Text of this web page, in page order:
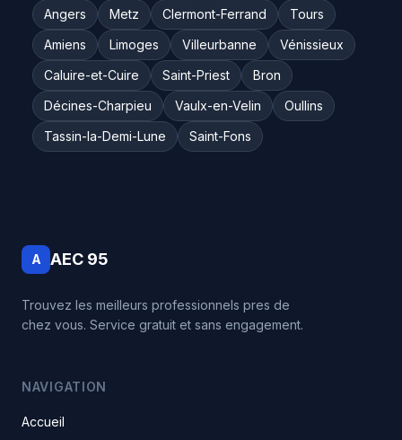
Angers
Metz Clermont-Ferrand
Tours
Amiens
Limoges Villeurbanne
Vénissieux
Caluire-et-Cuire
Saint-Priest
Bron
Décines-Charpieu
Vaulx-en-Velin
Oullins
Tassin-la-Demi-Lune
Saint-Fons
A AEC 95
Trouvez les meilleurs professionnels pres de
chez vous. Service gratuit et sans engagement.
NAVIGATION
Accueil